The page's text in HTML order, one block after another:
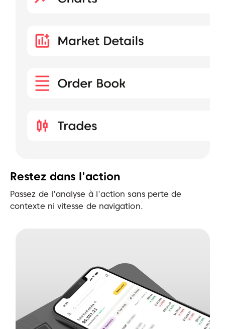
Restez dans l'action
Passez de l'analyse à l'action sans perte de
contexte ni vitesse de navigation.